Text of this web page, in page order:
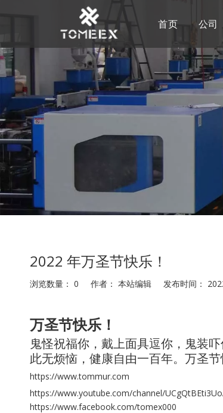
首页 公司
2022 年万圣节快乐！
浏览数量： 0 作者： 本站编辑 发布时间：
万圣节快乐！
鬼怪祝福你，戴上面具逗你，鬼装
此无烦恼，健康自由一百年。万圣节
https://www.tommur.com
https://www.youtube.com/channel/
https://www.facebook.com/tomex000